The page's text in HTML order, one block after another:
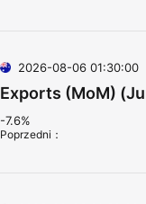
2026-08-06 01:30:00
Exports (MoM)
-7.6%
Poprzedni ：